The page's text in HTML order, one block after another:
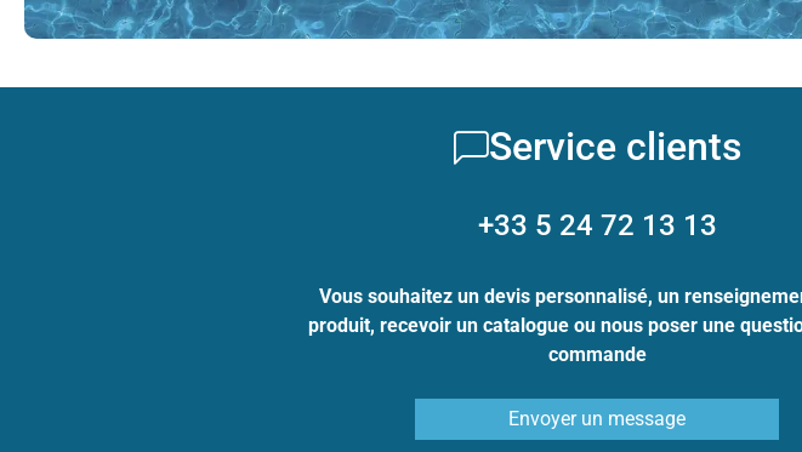
Service clients
+33 5 24 72 13 13
Vous souhaitez un devis personnalisé, un
produit, recevoir un catalogue ou nous poser une
commande
Envoyer un message